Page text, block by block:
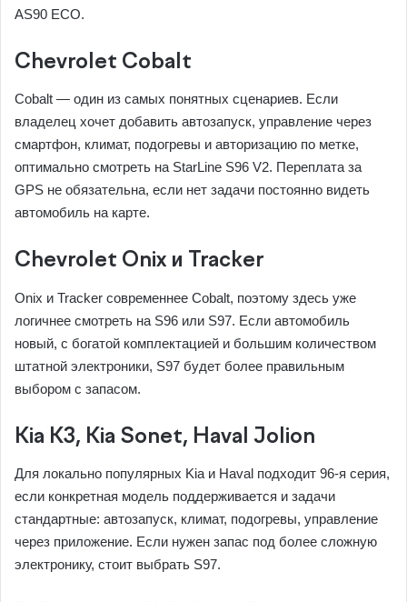
AS90 ECO.
Chevrolet Cobalt
Cobalt — один из самых понятных сценариев. Если
владелец хочет добавить автозапуск, управление через
смартфон, климат, подогревы и авторизацию по метке,
оптимально смотреть на StarLine S96 V2. Переплата за
GPS не обязательна, если нет задачи постоянно видеть
автомобиль на карте.
Chevrolet Onix и Tracker
Onix и Tracker современнее Cobalt, поэтому здесь уже
логичнее смотреть на S96 или S97. Если автомобиль
новый, с богатой комплектацией и большим количеством
штатной электроники, S97 будет более правильным
выбором с запасом.
Kia K3, Kia Sonet, Haval Jolion
Для локально популярных Kia и Haval подходит 96-я серия,
если конкретная модель поддерживается и задачи
стандартные: автозапуск, климат, подогревы, управление
через приложение. Если нужен запас под более сложную
электронику, стоит выбрать S97.